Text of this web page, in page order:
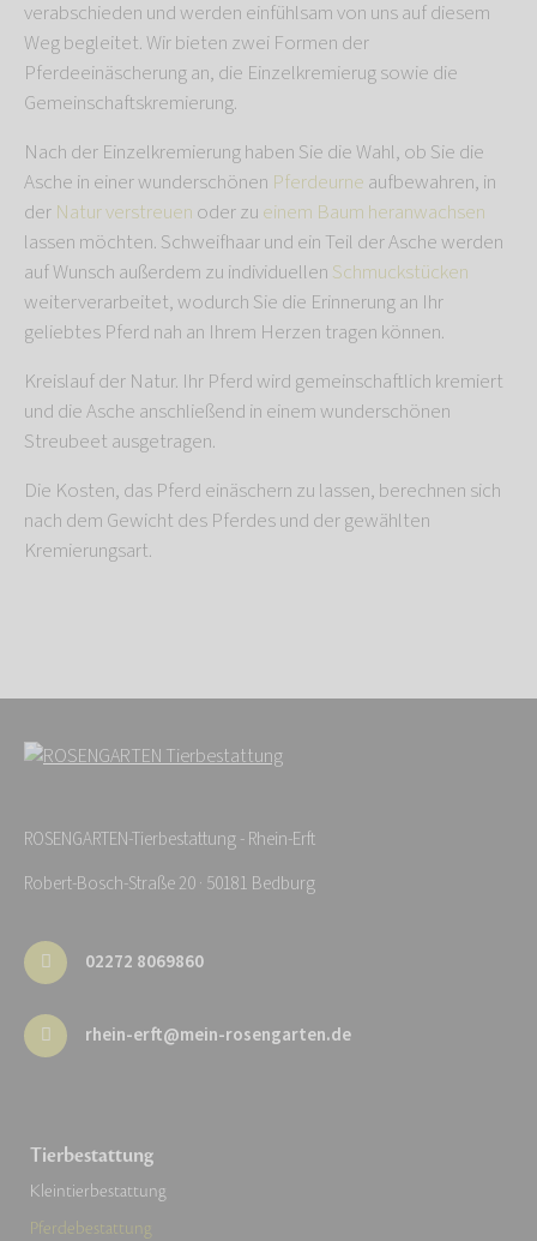
verabschieden und werden einfühlsam von uns auf diesem
Weg begleitet. Wir bieten zwei Formen der
Pferdeeinäscherung an, die Einzelkremierug sowie die
Gemeinschaftskremierung.
Nach der Einzelkremierung haben Sie die Wahl, ob Sie die
Asche in einer wunderschönen Pferdeurne aufbewahren, in
der Natur verstreuen oder zu einem Baum heranwachsen
lassen möchten. Schweifhaar und ein Teil der Asche werden
auf Wunsch außerdem zu individuellen Schmuckstücken
weiterverarbeitet, wodurch Sie die Erinnerung an Ihr
geliebtes Pferd nah an Ihrem Herzen tragen können.
Kreislauf der Natur. Ihr Pferd wird gemeinschaftlich kremiert
und die Asche anschließend in einem wunderschönen
Streubeet ausgetragen.
Die Kosten, das Pferd einäschern zu lassen, berechnen sich
nach dem Gewicht des Pferdes und der gewählten
Kremierungsart.
ROSENGARTEN-Tierbestattung - Rhein-Erft
Robert-Bosch-Straße 20 · 50181 Bedburg
02272 8069860
rhein-erft@mein-rosengarten.de
Tierbestattung
Kleintierbestattung
Pferdebestattung